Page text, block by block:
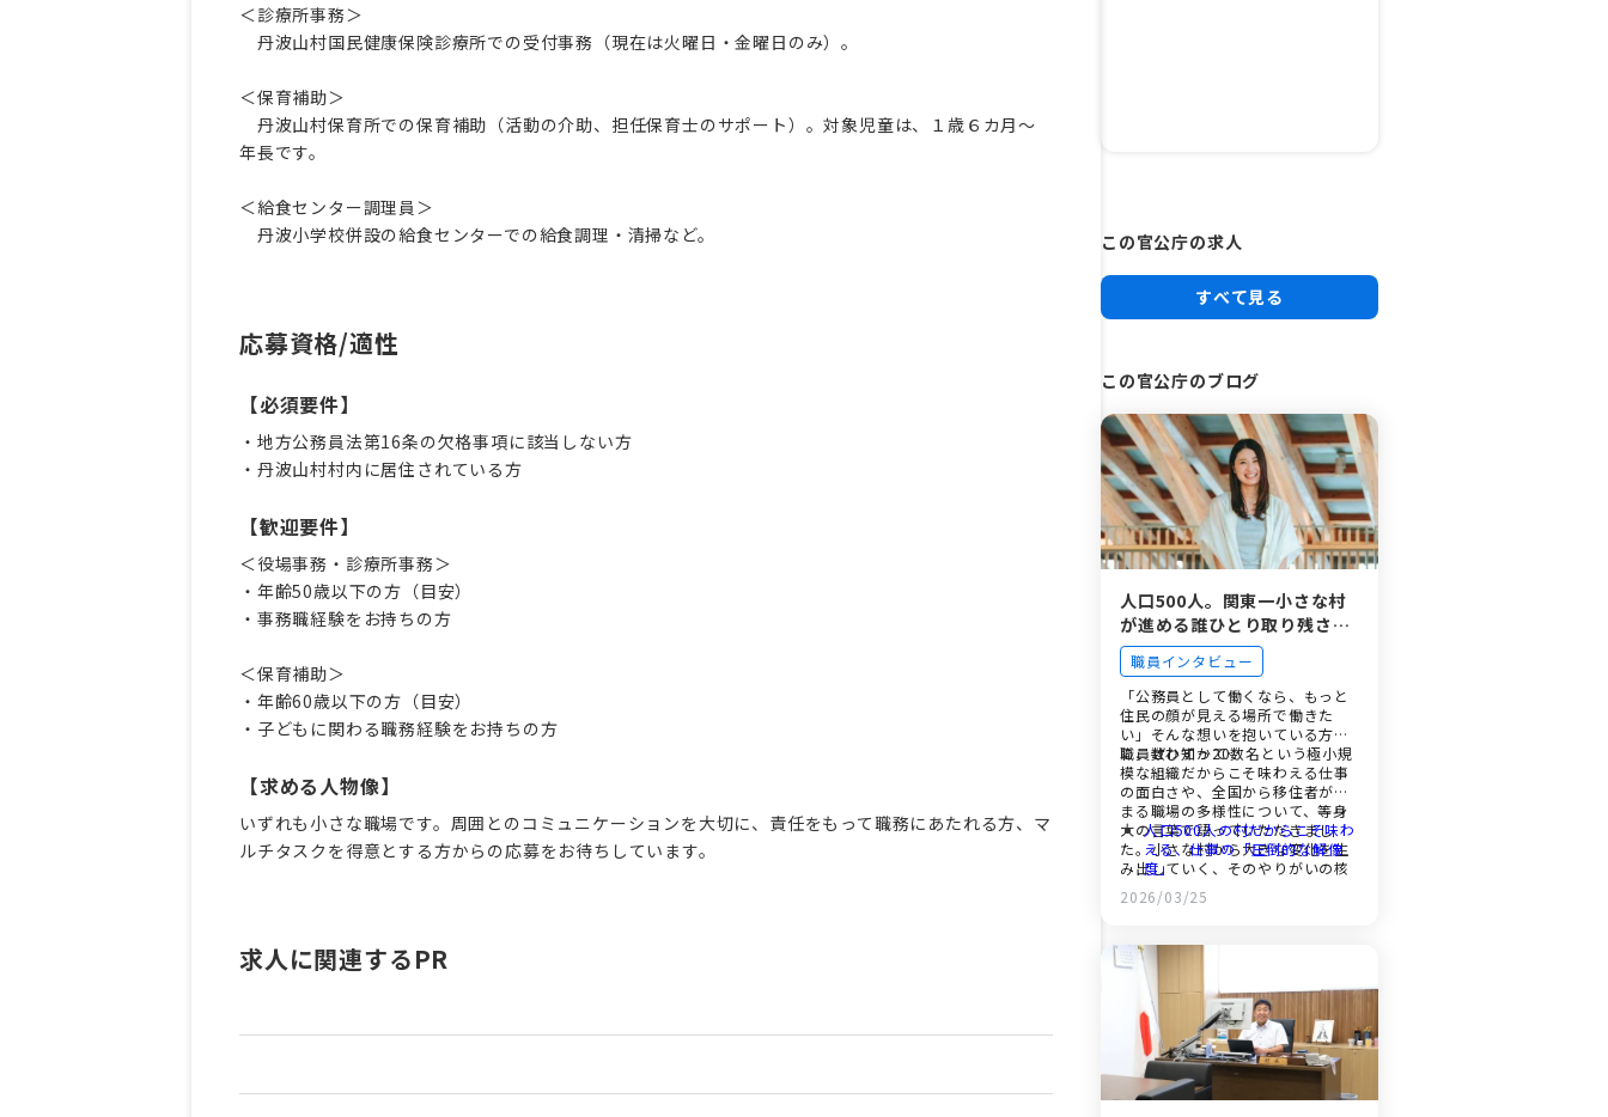
＜診療所事務＞
丹波山村国民健康保険診療所での受付事務（現在は火曜日・金曜日のみ）。
＜保育補助＞
丹波山村保育所での保育補助（活動の介助、担任保育士のサポート）。対象児童は、１歳６カ月～
年長です。
＜給食センター調理員＞
丹波小学校併設の給食センターでの給食調理・清掃など。
応募資格/適性
【必須要件】
・地方公務員法第16条の欠格事項に該当しない方
・丹波山村村内に居住されている方
【歓迎要件】
＜役場事務・診療所事務＞
・年齢50歳以下の方（目安）
・事務職経験をお持ちの方
＜保育補助＞
・年齢60歳以下の方（目安）
・子どもに関わる職務経験をお持ちの方
【求める人物像】
いずれも小さな職場です。周囲とのコミュニケーションを大切に、責任をもって職務にあたれる方、マ
ルチタスクを得意とする方からの応募をお待ちしています。
求人に関連するPR
この官公庁の求人
すべて見る
この官公庁のブログ
人口500人。関東一小さな村
が進める誰ひとり取り残さな
い行政の「手応え」と「やり
がい」の正体
職員インタビュー
「公務員として働くなら、もっと
住民の顔が見える場所で働きた
い」そんな想いを抱いている方
に、ぜひ知って…
職員数わずか20数名という極小規
模な組織だからこそ味わえる仕事
の面白さや、全国から移住者が集
まる職場の多様性について、等身
大の言葉で語っていただきまし
た。小さな村から大きな変化を生
み出していく、そのやりがいの核
心に迫ります。
人口500人の村だからこそ味わ
える、仕事の「圧倒的な解像
度」
日本全国から仲間が集結。移住
者が馴染みやすい「開かれた職
フレックス制に村長との
1on1。小規模組織だからでき
る柔軟な働き方
試験は「人物重視」。オンライ
ン活用で全国どこからでも挑戦
可能に
丹波山村で「何を成したい
か」。あなたの言葉で語る志望
動機
2026/03/25